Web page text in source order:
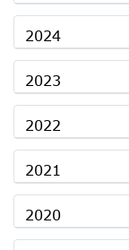
2024
2023
2022
2021
2020